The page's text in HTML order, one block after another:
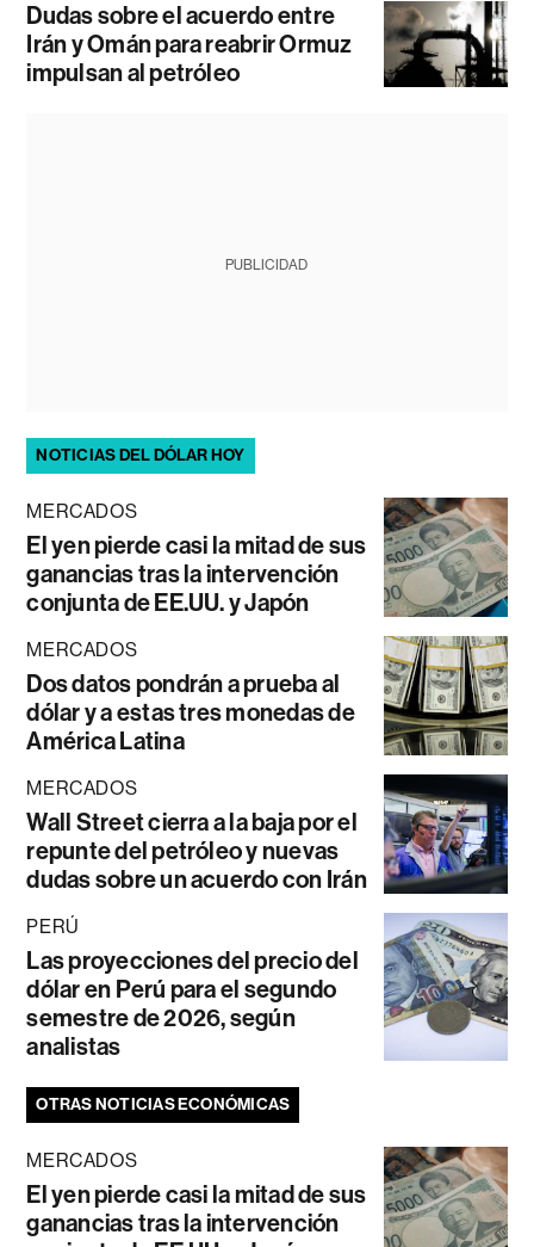
Dudas sobre el acuerdo entre
Irán y Omán para reabrir Ormuz
impulsan al petróleo
PUBLICIDAD
NOTICIAS DEL DÓLAR HOY
MERCADOS
El yen pierde casi la mitad de sus
ganancias tras la intervención
conjunta de EE.UU. y Japón
MERCADOS
Dos datos pondrán a prueba al
dólar y a estas tres monedas de
América Latina
MERCADOS
Wall Street cierra a la baja por el
repunte del petróleo y nuevas
dudas sobre un acuerdo con Irán
PERÚ
Las proyecciones del precio del
dólar en Perú para el segundo
semestre de 2026, según
analistas
OTRAS NOTICIAS ECONÓMICAS
MERCADOS
El yen pierde casi la mitad de sus
ganancias tras la intervención